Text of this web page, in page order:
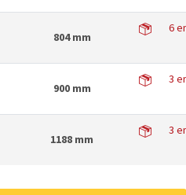
804 mm
6
900 mm
3
1188 mm
3